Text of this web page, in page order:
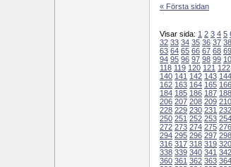
« Första sidan
Visar sida: 1 2 3 4 5
32 33 34 35 36 37 38
63 64 65 66 67 68 69
94 95 96 97 98 99
118 119 120 121 122
140 141 142 143 144
162 163 164 165 166
184 185 186 187 188
206 207 208 209 210
228 229 230 231 232
250 251 252 253 254
272 273 274 275 276
294 295 296 297 298
316 317 318 319 320
338 339 340 341 342
360 361 362 363 364